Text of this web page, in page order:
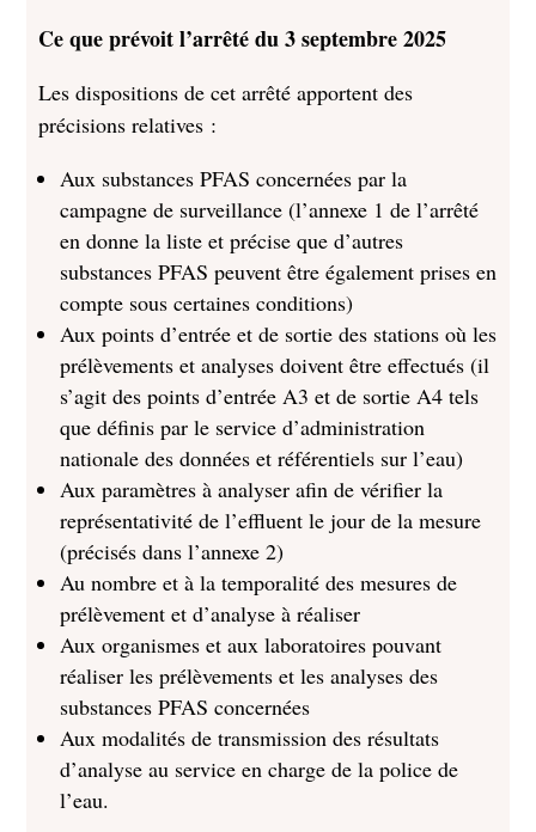
Ce que prévoit l’arrêté du 3 septembre 2025
Les dispositions de cet arrêté apportent des
précisions relatives :
Aux substances PFAS concernées par la
campagne de surveillance (l’annexe 1 de l’arrêté
en donne la liste et précise que d’autres
substances PFAS peuvent être également prises en
compte sous certaines conditions)
Aux points d’entrée et de sortie des stations où les
prélèvements et analyses doivent être effectués (il
s’agit des points d’entrée A3 et de sortie A4 tels
que définis par le service d’administration
nationale des données et référentiels sur l’eau)
Aux paramètres à analyser afin de vérifier la
représentativité de l’effluent le jour de la mesure
(précisés dans l’annexe 2)
Au nombre et à la temporalité des mesures de
prélèvement et d’analyse à réaliser
Aux organismes et aux laboratoires pouvant
réaliser les prélèvements et les analyses des
substances PFAS concernées
Aux modalités de transmission des résultats
d’analyse au service en charge de la police de
l’eau.